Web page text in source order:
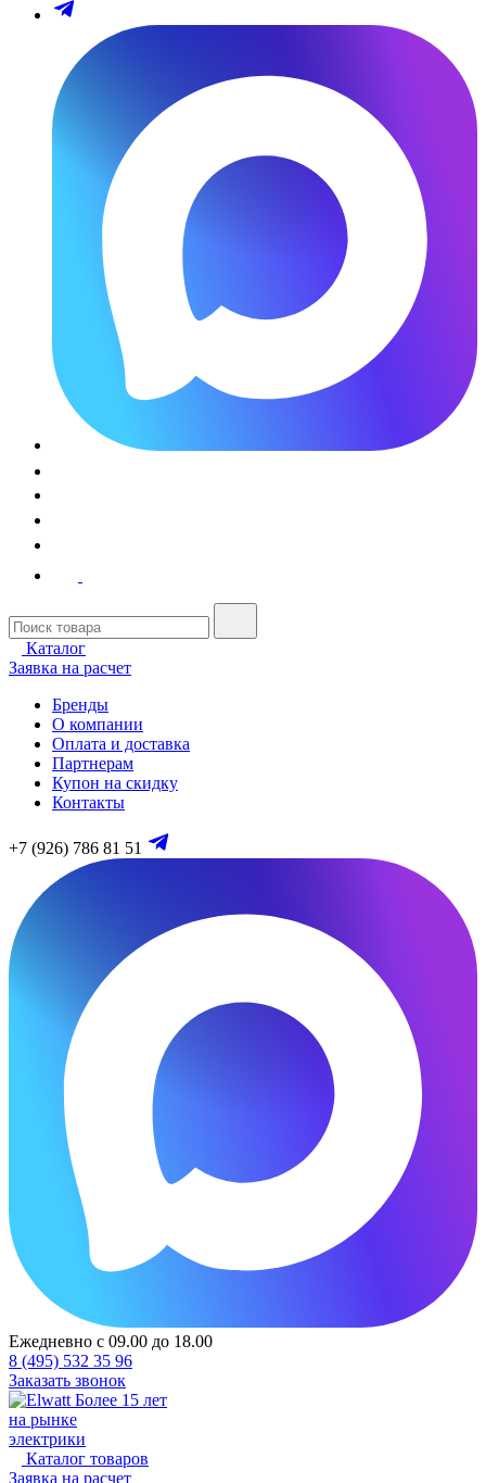
Каталог
Заявка на расчет
Бренды
О компании
Оплата и доставка
Партнерам
Купон на скидку
Контакты
+7 (926) 786 81 51
Ежедневно с 09.00 до 18.00
8 (495) 532 35 96
Заказать звонок
Более 15 лет
на рынке
электрики
Каталог товаров
Заявка на расчет